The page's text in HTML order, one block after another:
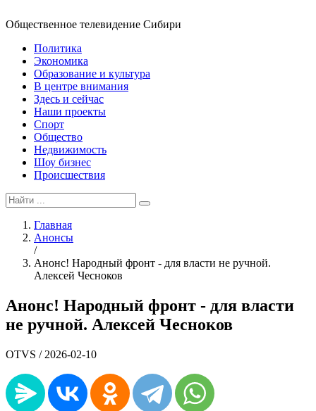
Общественное телевидение Сибири
Политика
Экономика
Образование и культура
В центре внимания
Здесь и сейчас
Наши проекты
Спорт
Общество
Недвижимость
Шоу бизнес
Происшествия
Главная
Анонсы
/
Анонс! Народный фронт - для власти не ручной.
Алексей Чесноков
Анонс! Народный фронт - для власти
не ручной. Алексей Чесноков
OTVS / 2026-02-10